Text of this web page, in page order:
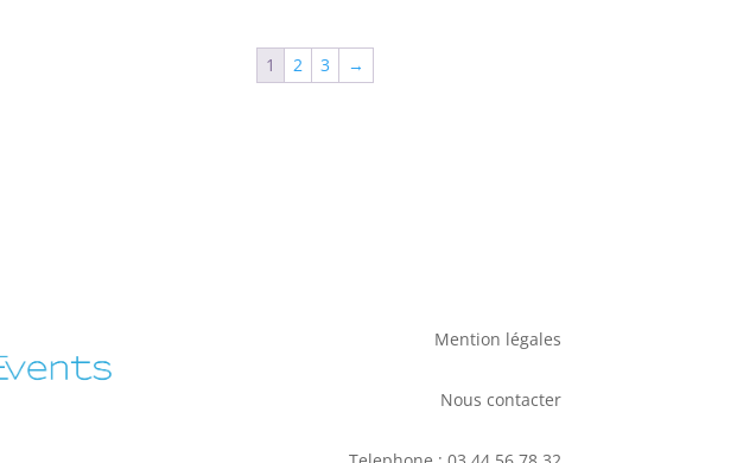
1 2 3 →
Mention légales
Nous contacter